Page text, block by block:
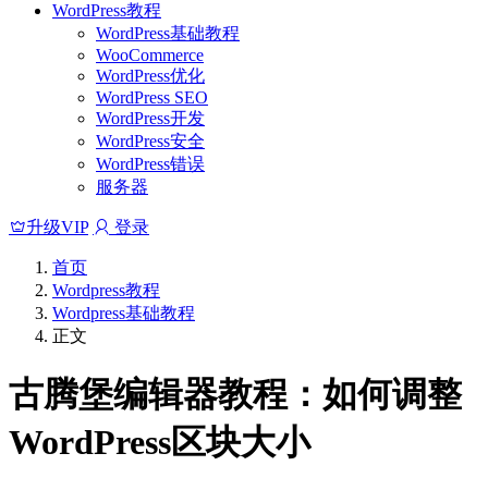
WordPress教程
WordPress基础教程
WooCommerce
WordPress优化
WordPress SEO
WordPress开发
WordPress安全
WordPress错误
服务器
升级VIP 登录
首页
Wordpress教程
Wordpress基础教程
正文
古腾堡编辑器教程：如何调整
WordPress区块大小